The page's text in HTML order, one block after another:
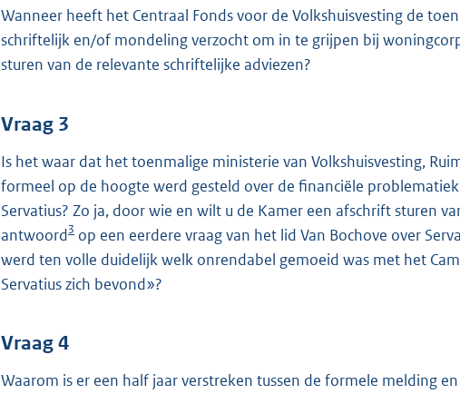
b
Wanneer heeft het Centraal Fonds voor de Volkshuisvesting de
schriftelijk en/of mondeling verzocht om in te grijpen bij
sturen van de relevante schriftelijke adviezen?
Vraag 3
Is het waar dat het toenmalige ministerie van Volkshuisvesting,
formeel op de hoogte werd gesteld over de financiële
Servatius? Zo ja, door wie en wilt u de Kamer een afschrift sturen
antwoord3 op een eerdere vraag van het lid Van Bochove over
werd ten volle duidelijk welk onrendabel gemoeid was met het
Servatius zich bevond»?
Vraag 4
Waarom is er een half jaar verstreken tussen de formele melding